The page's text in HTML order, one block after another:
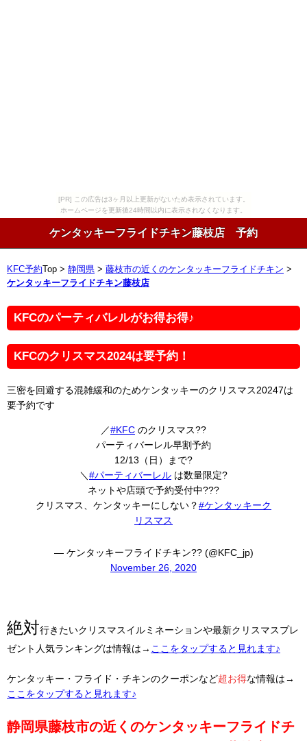
[PR] この広告は3ヶ月以上更新がないため表示されています。
ホームページを更新後24時間以内に表示されなくなります。
ケンタッキーフライドチキン藤枝店 予約
KFC予約 Top > 静岡県 > 藤枝市の近くのケンタッキーフライドチキン >
ケンタッキーフライドチキン藤枝店
KFCのパーティバレルがお得お得♪
KFCのクリスマス2024は要予約！
三密を回避する混雑緩和のためケンタッキーのクリスマス20247は
要予約です
／#KFC のクリスマス??
パーティバーレル早割予約
12/13（日）まで?
＼ #パーティバーレル は数量限定?
ネットや店頭で予約受付中???
クリスマス、ケンタッキーにしない？#ケンタッキーク
リスマス
— ケンタッキーフライドチキン?? (@KFC_jp)
November 26, 2020
絶対行きたいクリスマスイルミネーションや最新クリスマスプレ
ゼント人気ランキングは情報は→ ここをタップすると見れます♪
ケンタッキー・フライド・チキンのクーポンなど超お得な情報は→
ここをタップすると見れます♪
静岡県藤枝市の近くのケンタッキーフライドチ